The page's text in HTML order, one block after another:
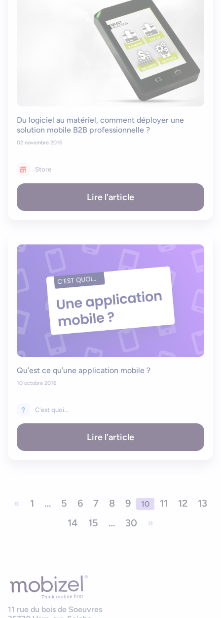
Du logiciel au matériel, comment déployer une
solution mobile B2B professionnelle ?
02 novembre 2016
Store
Lire l'article
Qu’est ce qu’une application mobile ?
10 octobre 2016
C'est quoi...
Lire l'article
« 1 … 5 6 7 8 9 10 11 12
13
14
15 … 30 »
11 rue du bois de Soeuvres